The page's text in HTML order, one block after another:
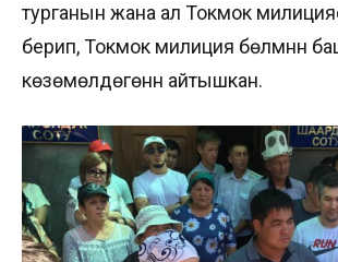
турганын жана ал Токмок
берип, Токмок милиция бөлүмүнүн
көзөмөлдөгөнүн айтышкан.